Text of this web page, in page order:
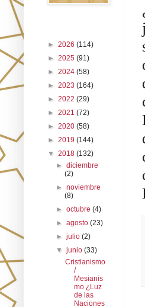
► 2026 (114)
► 2025 (91)
► 2024 (58)
► 2023 (164)
► 2022 (29)
► 2021 (72)
► 2020 (58)
► 2019 (144)
▼ 2018 (132)
►diciembre
(2)
►noviembre
(8)
►octubre(4)
►agosto(23)
►julio(2)
▼junio(33)
Cristianismo
/
Mesianis
mo ¿Luz
de las
Naciones